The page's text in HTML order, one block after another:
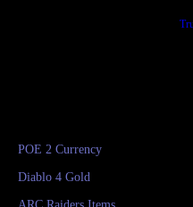
POE 2 Currency
Diablo 4 Gold